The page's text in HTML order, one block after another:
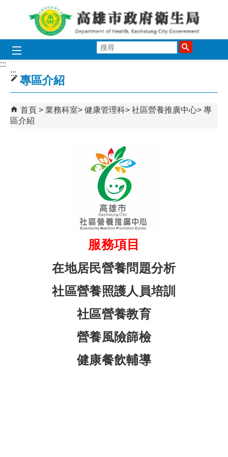
跳到主要內容區塊
尋
:::
:::
專區介紹
首頁 業務科室 健康管理科 社區營養推廣中心
專
區介紹
服務項目
在地居民營養問題分析
社區營養照護人員培訓
社區營養教育
營養風險篩檢
健康餐飲輔導